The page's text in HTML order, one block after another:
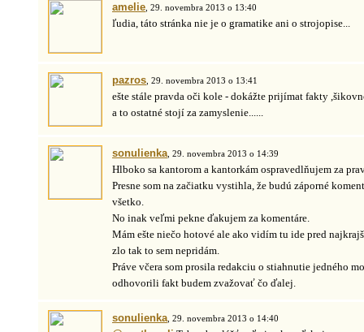
amelie , 29. novembra 2013 o 13:40
ľudia, táto stránka nie je o gramatike ani o strojopise...
pazros , 29. novembra 2013 o 13:41
ešte stále pravda oči kole - dokážte prijímat fakty
a to ostatné stojí za zamyslenie......
sonulienka , 29. novembra 2013 o 14:39
Hlboko sa kantorom a kantorkám ospravedlňujem za
Presne som na začiatku vystihla, že budú záporné
všetko.
No inak veľmi pekne ďakujem za komentáre.
Mám ešte niečo hotové ale ako vidím tu ide pred
zlo tak to sem nepridám.
Práve včera som prosila redakciu o stiahnutie jedného
odhovorili fakt budem zvažovať čo ďalej.
sonulienka , 29. novembra 2013 o 14:40